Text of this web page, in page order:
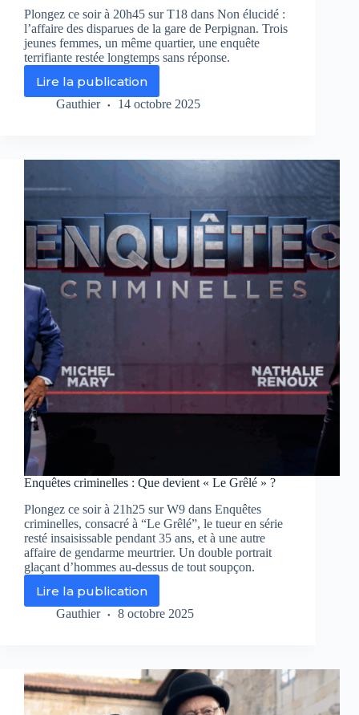
Plongez ce soir à 20h45 sur T18 dans Non élucidé :
l’affaire des disparues de la gare de Perpignan. Trois
jeunes femmes, un même quartier, une enquête
terrifiante restée longtemps sans réponse.
Lire la publication
Les
disparues
de
l’enquête
a-
t-
elle
avancé
?
Gauthier 14 octobre 2025
Enquêtes criminelles : Que devient « Le Grêlé » ?
Plongez ce soir à 21h25 sur W9 dans Enquêtes
criminelles, consacré à “Le Grêlé”, le tueur en série
resté insaisissable pendant 35 ans, et à une autre
affaire de gendarme meurtrier. Un double portrait
glaçant d’hommes au-dessus de tout soupçon.
Lire la publication
Enquêtes
criminelles
« Le
Grêlé »
?
Gauthier 8 octobre 2025